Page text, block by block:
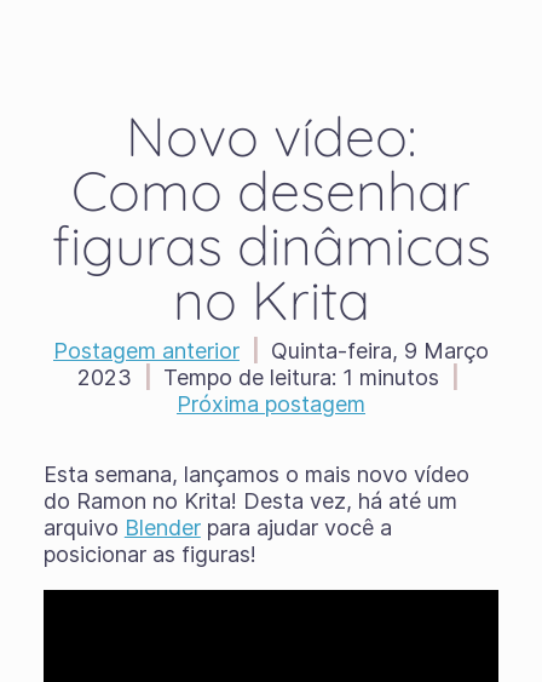
Novo vídeo:
Como desenhar
figuras dinâmicas
no Krita
Postagem anterior
Quinta-feira, 9 Março
2023
Tempo de leitura: 1 minutos
Próxima postagem
Esta semana, lançamos o mais novo vídeo
do Ramon no Krita! Desta vez, há até um
arquivo Blenderpara ajudar você a
posicionar as figuras!